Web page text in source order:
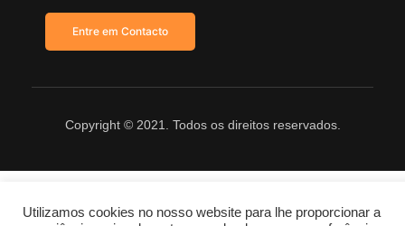
Entre em Contacto
Copyright © 2021. Todos os direitos reservados.
Utilizamos cookies no nosso website para lhe proporcionar a